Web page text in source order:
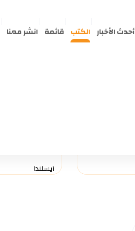
أحدث الأخبار الكتب قائمة انشر معنا